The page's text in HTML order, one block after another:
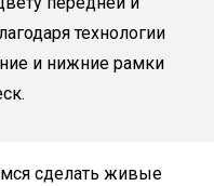
технологии
и нижние рамки
сделать живые